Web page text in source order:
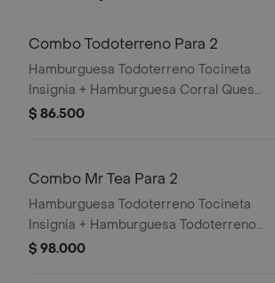
Combo Todoterreno Para 2
Hamburguesa Todoterreno Tocineta
Insignia + Hamburguesa Corral Queso
+ 2 papas grandes + 2 bebidas
$ 86.500
Combo Mr Tea Para 2
Hamburguesa Todoterreno Tocineta
Insignia + Hamburguesa Todoterreno
Callejera + 2 papas grandes + 2 Mr
$ 98.000